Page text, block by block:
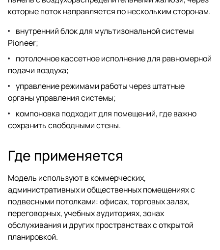
которые поток направляется по нескольким сторонам.
внутренний блок для мультизональной системы
Pioneer;
потолочное кассетное исполнение для равномерной
подачи воздуха;
управление режимами работы через штатные
органы управления системы;
компоновка подходит для помещений, где важно
сохранить свободными стены.
Где применяется
Модель используют в коммерческих,
административных и общественных помещениях с
подвесными потолками: офисах, торговых залах,
переговорных, учебных аудиториях, зонах
обслуживания и других пространствах с открытой
планировкой.